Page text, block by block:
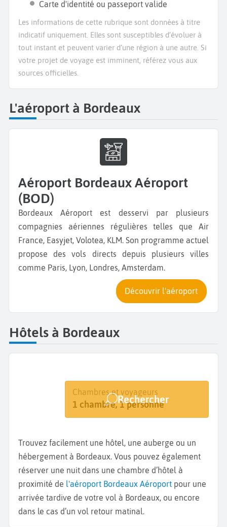
Carte d'identité ou passeport valide
Les informations de cette rubrique sont données à titre
indicatif uniquement. Elles sont susceptibles d’évoluer à
tout instant et peuvent varier d’une région à une autre. Si
votre projet de voyage est imminent, référez vous aux
sources officielles.
L'aéroport à Bordeaux
Aéroport Bordeaux Aéroport
(BOD)
Bordeaux Aéroport est desservi par plusieurs
compagnies aériennes régulières telles que Air
France, Easyjet, Volotea, KLM. Son programme actuel
propose des vols directs depuis plusieurs villes
comme Paris, Lyon, Londres, Amsterdam.
Découvrir l'aéroport
Hôtels à Bordeaux
Destination
Bordeaux
Dates
Dates de votre séjour
Chambres et voyageurs
1 chambre, 1 personne
Rechercher
Trouvez facilement une hôtel, une auberge ou un
hébergement à Bordeaux. Vous pouvez également
réserver une nuit dans une chambre d’hôtel à
proximité de l'aéroport Bordeaux Aéroport pour une
arrivée tardive de votre vol à Bordeaux, ou encore
dans le cas d’un vol retour matinal.